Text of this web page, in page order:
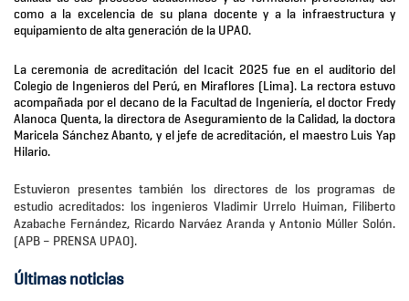
como a la excelencia de su plana docente y a la infraestructura y
equipamiento de alta generación de la UPAO.
La ceremonia de acreditación del Icacit 2025 fue en el auditorio del
Colegio de Ingenieros del Perú, en Miraflores (Lima). La rectora estuvo
acompañada por el decano de la Facultad de Ingeniería, el doctor Fredy
Alanoca Quenta, la directora de Aseguramiento de la Calidad, la doctora
Maricela Sánchez Abanto, y el jefe de acreditación, el maestro Luis Yap
Hilario.
Estuvieron presentes también los directores de los programas de
estudio acreditados: los ingenieros Vladimir Urrelo Huiman, Filiberto
Azabache Fernández, Ricardo Narváez Aranda y Antonio Múller Solón.
(APB – PRENSA UPAO).
Últimas noticias